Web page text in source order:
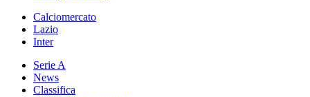
Calciomercato
Lazio
Inter
Serie A
News
Classifica